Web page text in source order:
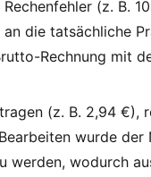
(z. B.
die tatsächliche
Rechnung mit
(z. B. 2,94 €),
wurde
werden, wodurch